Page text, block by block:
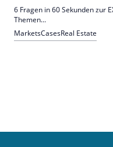
6 Fragen in 60 Sekunden zur
Themen...
MarketsCasesReal Estate